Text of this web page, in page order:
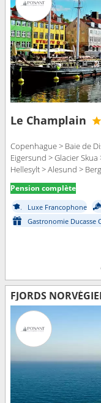
Le Champlain
Copenhague > Baie de
Eigersund > Glacier
Hellesylt > Alesund >
Pension complète
Luxe Francophone
Gastronomie Ducasse
FJORDS